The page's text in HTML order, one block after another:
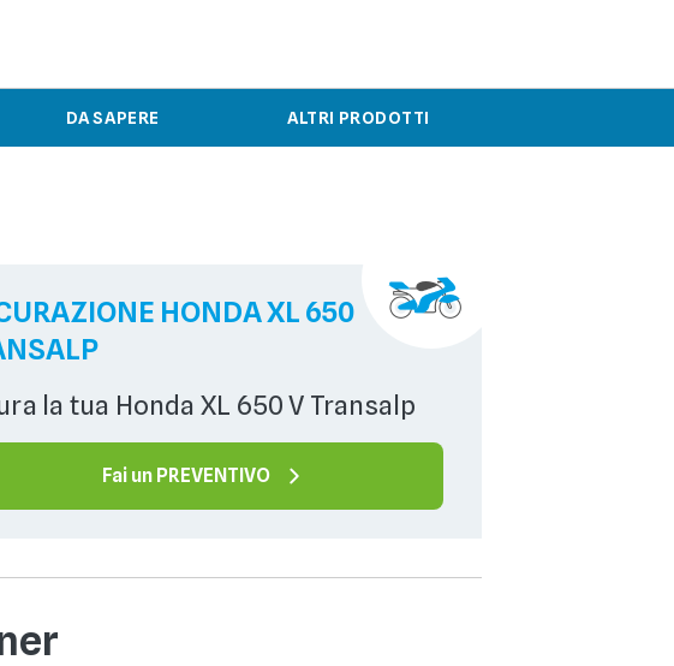
DA SAPERE ALTRI PRODOTTI
HONDA XL 650
la tua Honda XL 650 V Transalp
Fai un PREVENTIVO